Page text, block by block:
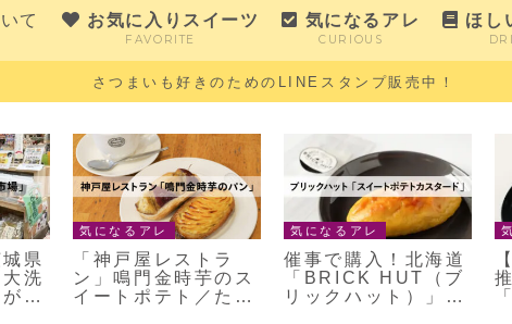
て お気に入りスイーツ
FAVORITE
気になるアレ
CURIOUS
ほし
さつまいも好きのためのLINEスタンプ販売中！
県
洗
最
気になるアレ
「神戸屋レストラ
ン」鳴門金時芋のス
イートポテト／たっ
気になるアレ
催事で購入！北海道
「BRICK HUT（ブ
リックハット）」の